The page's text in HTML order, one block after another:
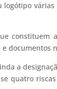
documentos
a
quatro